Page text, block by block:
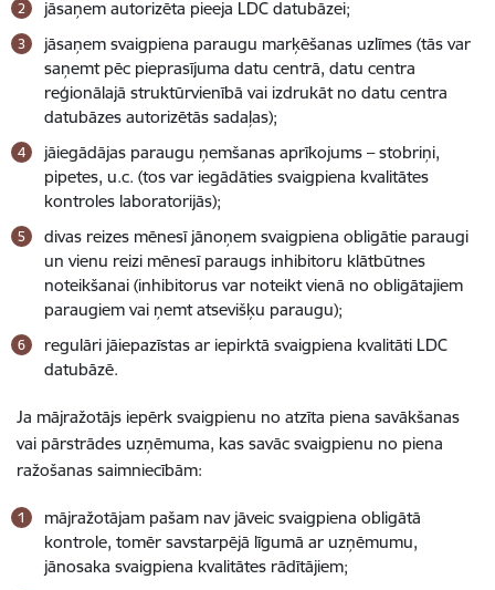
jāsaņem autorizēta pieeja LDC datubāzei;
jāsaņem svaigpiena paraugu marķēšanas uzlīmes (tās var
saņemt pēc pieprasījuma datu centrā, datu centra
reģionālajā struktūrvienībā vai izdrukāt no datu centra
datubāzes autorizētās sadaļas);
jāiegādājas paraugu ņemšanas aprīkojums – stobriņi,
pipetes, u.c. (tos var iegādāties svaigpiena kvalitātes
kontroles laboratorijās);
divas reizes mēnesī jānoņem svaigpiena obligātie paraugi
un vienu reizi mēnesī paraugs inhibitoru klātbūtnes
noteikšanai (inhibitorus var noteikt vienā no obligātajiem
paraugiem vai ņemt atsevišķu paraugu);
regulāri jāiepazīstas ar iepirktā svaigpiena kvalitāti LDC
datubāzē.
Ja mājražotājs iepērk svaigpienu no atzīta piena savākšanas
vai pārstrādes uzņēmuma, kas savāc svaigpienu no piena
ražošanas saimniecībām:
mājražotājam pašam nav jāveic svaigpiena obligātā
kontrole, tomēr savstarpējā līgumā ar uzņēmumu,
jānosaka svaigpiena kvalitātes rādītājiem;